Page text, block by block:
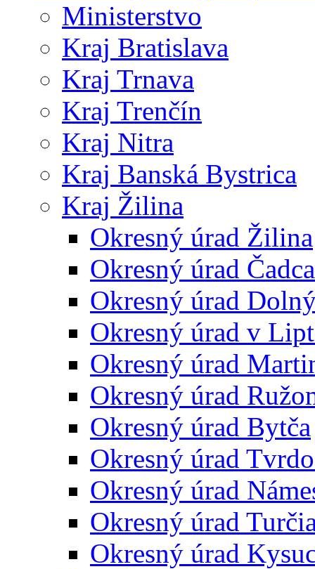
Ministerstvo
Kraj Bratislava
Kraj Trnava
Kraj Trenčín
Kraj Nitra
Kraj Banská Bystrica
Kraj Žilina
Okresný úrad Žilina
Okresný úrad Čadca
Okresný úrad
Okresný úrad v
Okresný úrad
Okresný úrad
Okresný úrad Bytča
Okresný úrad
Okresný úrad
Okresný úrad
Okresný úrad